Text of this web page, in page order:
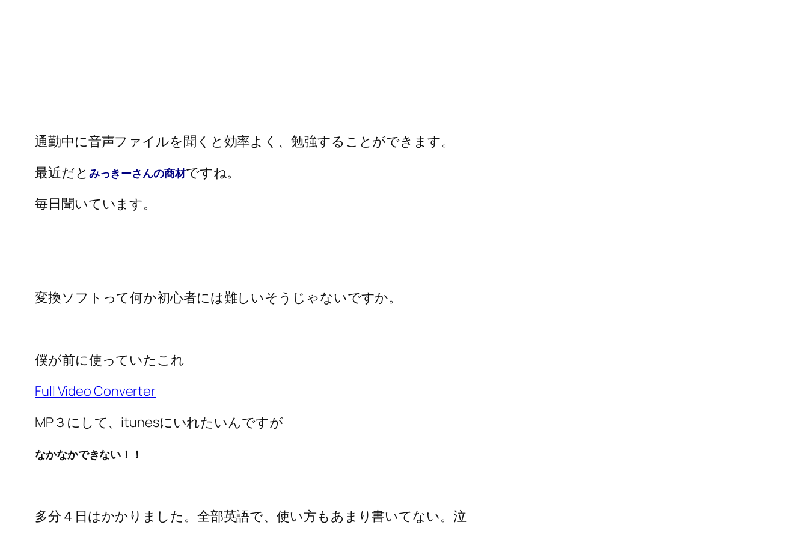
通勤中に音声ファイルを聞くと効率よく、勉強することができます。
最近だと みっきーさんの商材ですね。
毎日聞いています。
変換ソフトって何か初心者には難しいそうじゃないですか。
僕が前に使っていたこれ
Full Video Converter
MP３にして、itunesにいれたいんですが
なかなかできない！！
多分４日はかかりました。全部英語で、使い方もあまり書いてない。泣